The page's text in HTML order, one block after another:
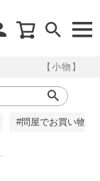
【小物】
#問屋でお買い物